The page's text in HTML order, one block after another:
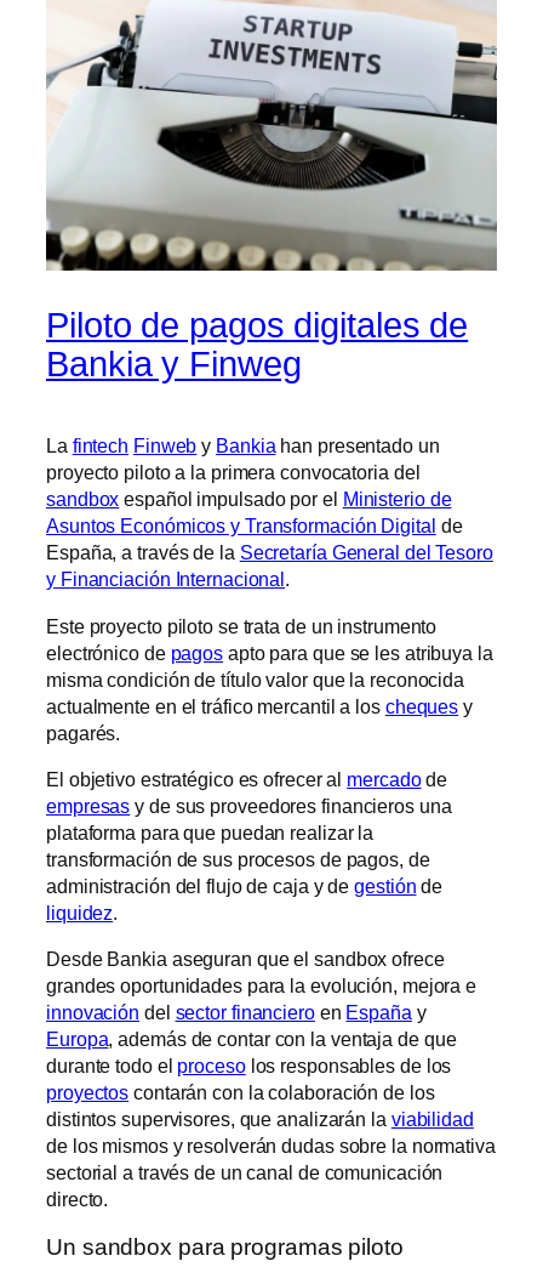
Piloto de pagos digitales de
Bankia y Finweg
La fintech Finweb y Bankia han presentado un
proyecto piloto a la primera convocatoria del
sandbox español impulsado por el Ministerio de
Asuntos Económicos y Transformación Digital de
España, a través de la Secretaría General del Tesoro
y Financiación Internacional .
Este proyecto piloto se trata de un instrumento
electrónico de pagos apto para que se les atribuya la
misma condición de título valor que la reconocida
actualmente en el tráfico mercantil a los cheques y
pagarés.
El objetivo estratégico es ofrecer al mercadode
empresas y de sus proveedores financieros una
plataforma para que puedan realizar la
transformación de sus procesos de pagos, de
administración del flujo de caja y degestión de
liquidez.
Desde Bankia aseguran que el sandbox ofrece
grandes oportunidades para la evolución, mejora e
innovación del sector financieroen España y
Europa, además de contar con la ventaja de que
durante todo el procesolos responsables de los
proyectos contarán con la colaboración de los
distintos supervisores, que analizarán la viabilidad
de los mismos y resolverán dudas sobre la normativa
sectorial a través de un canal de comunicación
directo.
Un sandbox para programas piloto